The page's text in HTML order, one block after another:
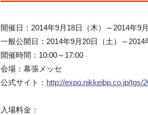
開催日：2014年9月18日（木）～2014年9
一般公開日：2014年9月20日（土）～2014
開催時間：10:00～17:00
会場：幕張メッセ
公式サイト： http://expo.nikkeibp.co.jp/tgs/
入場料金：